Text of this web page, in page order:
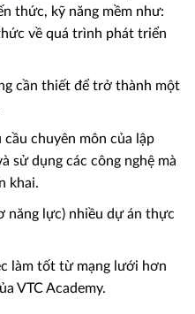
thức, kỹ năng mềm như:
về quá trình phát triển
cần thiết để trở thành một
chuyên môn của lập
sử dụng các công nghệ mà
khai.
năng lực) nhiều dự án thực
làm tốt từ mạng lưới hơn
VTC Academy.